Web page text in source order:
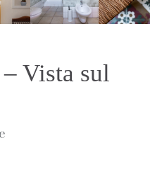
Vista sul